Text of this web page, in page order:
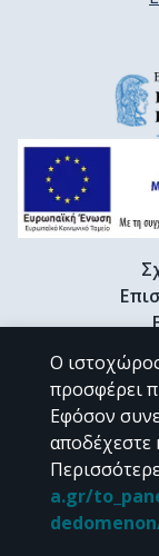
Εκτός αν
Ο
προσφέρει
Εφόσον
αποδέχεστε
a.gr/